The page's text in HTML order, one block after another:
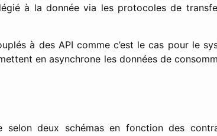
à la donnée via les protocoles de
à des API comme c’est le cas pour le
en asynchrone les données de
selon deux schémas en fonction des